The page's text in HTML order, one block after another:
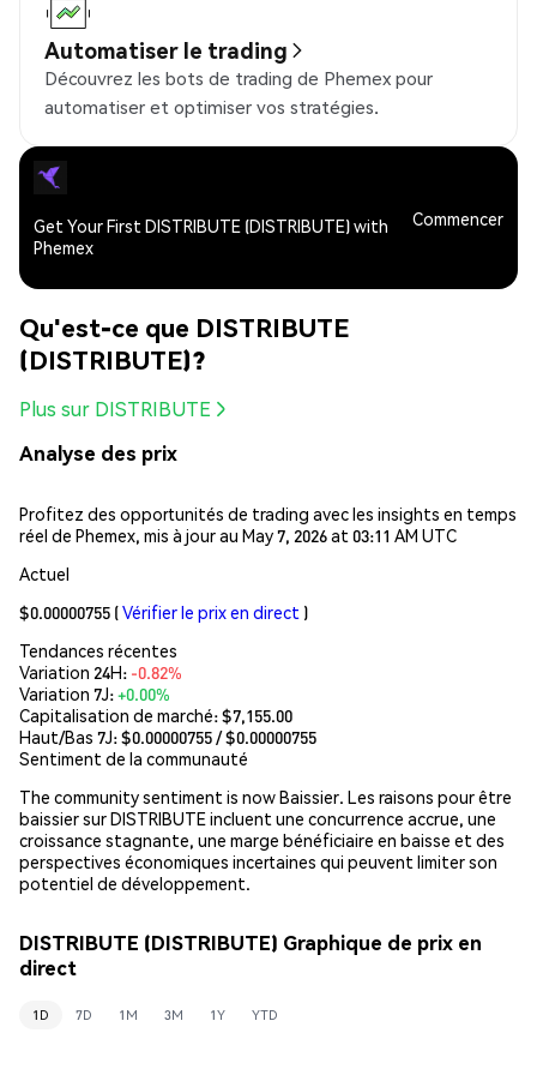
Automatiser le trading
Découvrez les bots de trading de Phemex pour
automatiser et optimiser vos stratégies.
Get Your First DISTRIBUTE (DISTRIBUTE) with
Phemex
Commencer
Qu'est-ce que DISTRIBUTE
(DISTRIBUTE)?
Plus sur DISTRIBUTE
Analyse des prix
Profitez des opportunités de trading avec les insights en temps
réel de Phemex, mis à jour au May 7, 2026 at 03:11 AM UTC
Actuel
$0.00000755 (Vérifier le prix en direct )
Tendances récentes
Variation 24H: -0.82%
Variation 7J:+0.00%
Capitalisation de marché:$7,155.00
Haut/Bas 7J: $0.00000755/ $0.00000755
Sentiment de la communauté
The community sentiment is now Baissier. Les raisons pour être
baissier sur DISTRIBUTE incluent une concurrence accrue, une
croissance stagnante, une marge bénéficiaire en baisse et des
perspectives économiques incertaines qui peuvent limiter son
potentiel de développement.
DISTRIBUTE (DISTRIBUTE) Graphique de prix en
direct
1D 7D 1M 3M 1Y YTD